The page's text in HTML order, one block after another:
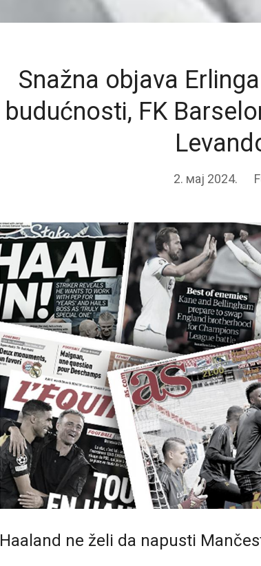
Snažna objava
budućnosti, FK
2. мај 2024.
Haaland ne želi da napusti